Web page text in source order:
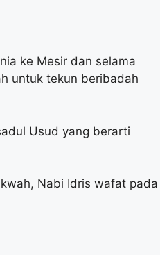
ke Mesir dan selama
untuk tekun beribadah
Usud yang berarti
Nabi Idris wafat pada